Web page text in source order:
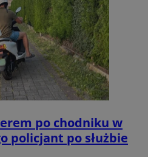
po chodniku w
policjant po służbie